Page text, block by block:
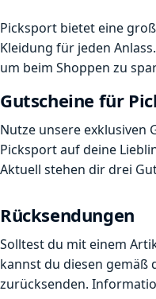
Picksport bietet eine
Kleidung für jeden
um beim Shoppen zu
Gutscheine für
Nutze unsere exklusiven
Picksport auf deine
Aktuell stehen dir drei
Rücksendungen
Solltest du mit einem
kannst du diesen gemäß
zurücksenden.